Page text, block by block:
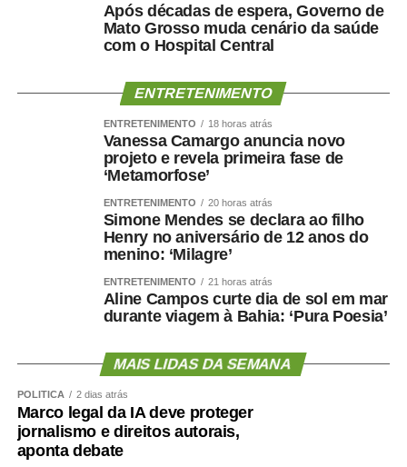
— Esse sistema começa com a Lei Maria da Penha.
Infelizmente, ele não termina com a Lei Maria da Penha,
isso essa lei é o pontapé inicial de um sistema que segue
se robustecendo. É um sistema que nós podemos nos
orgulhar. Não de precisar dele, mas de ter um Estado que
tem o melhor sistema de proteção à mulher do mundo —
Ilana acrescentou que a lei ainda não é o suficiente para
proteger todas as mulheres, porque a sociedade não
amadureceu em 20 anos para entender que “o machismo,
o patriarcado e a misoginia são reflexos de uma
sociedade que não trata a mulher como um igual”.
— No momento em que todos e todas se enxergarem
como iguais, se enxergarem como pessoas que têm o
mesmo direito ao respeito e à integridade, aí, quem sabe,
quando a gente for comemorar os 40 anos da Lei Maria
da Penha, a gente possa falar de um texto legal que foi
muito necessário, mas que terá caído em desuso. Que
Após décadas de espera, Governo de
Mato Grosso muda cenário da saúde
com o Hospital Central
ENTRETENIMENTO
ENTRETENIMENTO 18 horas atrás
Vanessa Camargo anuncia novo
projeto e revela primeira fase de
‘Metamorfose’
ENTRETENIMENTO 20 horas atrás
Simone Mendes se declara ao filho
Henry no aniversário de 12 anos do
menino: ‘Milagre’
ENTRETENIMENTO 21 horas atrás
Aline Campos curte dia de sol em mar
durante viagem à Bahia: ‘Pura Poesia’
MAIS LIDAS DA SEMANA
POLÍTICA 2 dias atrás
Marco legal da IA deve proteger
jornalismo e direitos autorais,
aponta debate